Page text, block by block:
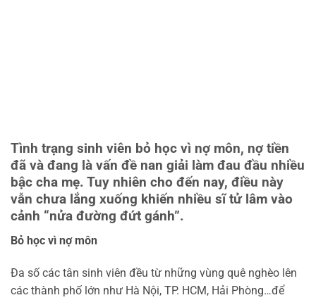
Tình trạng sinh viên bỏ học vì nợ môn, nợ tiền
đã và đang là vấn đề nan giải làm đau đầu nhiều
bậc cha mẹ. Tuy nhiên cho đến nay, điều này
vẫn chưa lắng xuống khiến nhiều sĩ tử lâm vào
cảnh “nửa đường đứt gánh”.
Bỏ học vì nợ môn
Đa số các tân sinh viên đều từ những vùng quê nghèo lên
các thành phố lớn như Hà Nội, TP. HCM, Hải Phòng…để